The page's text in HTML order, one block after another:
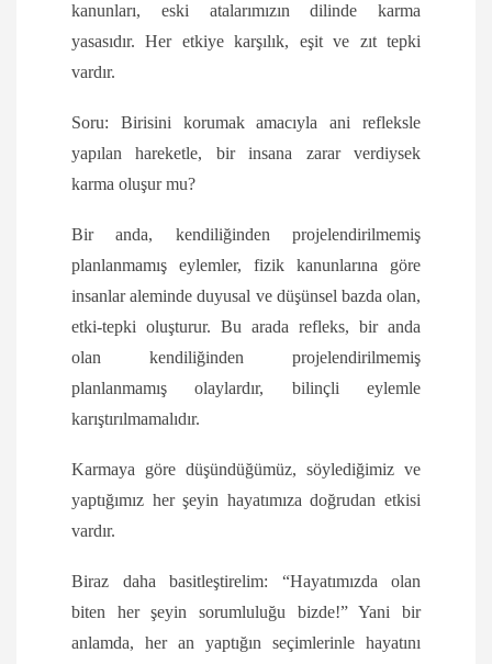
kanunları, eski atalarımızın dilinde karma
yasasıdır. Her etkiye karşılık, eşit ve zıt tepki
vardır.
Soru: Birisini korumak amacıyla ani refleksle
yapılan hareketle, bir insana zarar verdiysek
karma oluşur mu?
Bir anda, kendiliğinden projelendirilmemiş
planlanmamış eylemler, fizik kanunlarına göre
insanlar aleminde duyusal ve düşünsel bazda olan,
etki-tepki oluşturur. Bu arada refleks, bir anda
olan kendiliğinden projelendirilmemiş
planlanmamış olaylardır, bilinçli eylemle
karıştırılmamalıdır.
Karmaya göre düşündüğümüz, söylediğimiz ve
yaptığımız her şeyin hayatımıza doğrudan etkisi
vardır.
Biraz daha basitleştirelim: “Hayatımızda olan
biten her şeyin sorumluluğu bizde!” Yani bir
anlamda, her an yaptığın seçimlerinle hayatını